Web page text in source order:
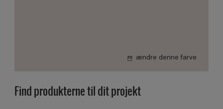
ændre denne farve
Find produkterne til dit projekt